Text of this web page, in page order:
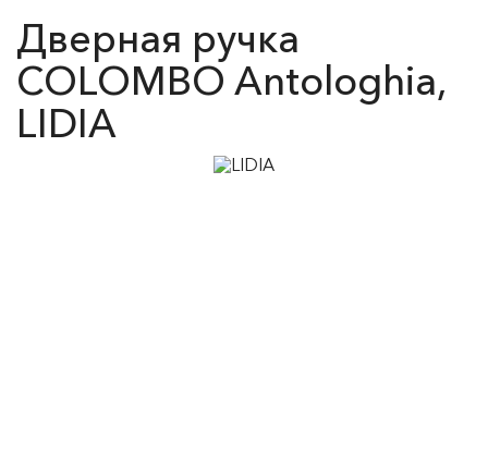
Дверная ручка
COLOMBO Antologhia,
LIDIA